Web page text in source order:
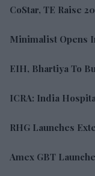
EIH, Bhartiya To
ICRA: India
RHG Launches
Amex GBT
Study: U.S.
Microsoft Warns